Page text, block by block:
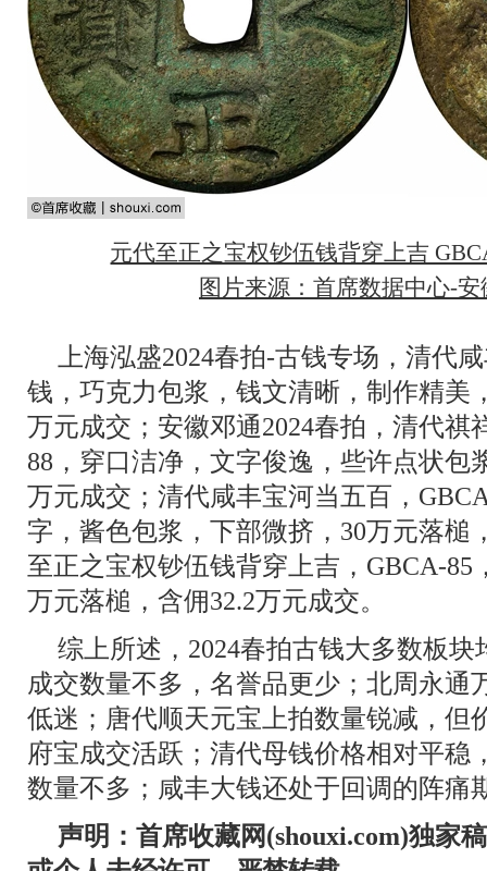
元代至正之宝权钞伍钱背穿上吉
图片来源：首席数据中心-
上海泓盛2024春拍-古钱专场，清代
钱，巧克力包浆，钱文清晰，制作精美
万元成交；安徽邓通2024春拍，清代祺
88，穿口洁净，文字俊逸，些许点状包
万元成交；清代咸丰宝河当五百，
字，酱色包浆，下部微挤，30万元落槌
至正之宝权钞伍钱背穿上吉，GBCA-85
万元落槌，含佣32.2万元成交。
综上所述，2024春拍古钱大多数板
成交数量不多，名誉品更少；北周永通
低迷；唐代顺天元宝上拍数量锐减，但
府宝成交活跃；清代母钱价格相对平稳
数量不多；咸丰大钱还处于回调的阵痛
声明：首席收藏网(shouxi.com)独家